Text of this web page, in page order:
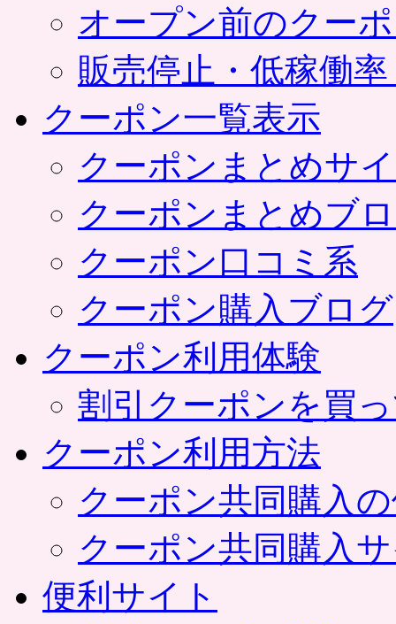
オープン前のクー
販売停止・低稼働
クーポン一覧表示
クーポンまとめサ
クーポンまとめブ
クーポン口コミ系
クーポン購入ブログ
クーポン利用体験
割引クーポンを買
クーポン利用方法
クーポン共同購入
クーポン共同購入
便利サイト